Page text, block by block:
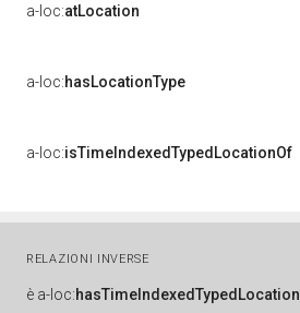
a-loc:atLocation
a-loc:hasLocationType
a-loc:isTimeIndexedTypedLocationOf
RELAZIONI INVERSE
è a-loc:hasTimeIndexedTypedLocation